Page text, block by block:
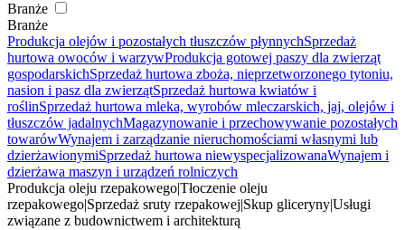
Branże
Branże
Produkcja olejów i pozostałych tłuszczów płynnychSprzedaż
hurtowa owoców i warzywProdukcja gotowej paszy dla zwierząt
gospodarskichSprzedaż hurtowa zboża, nieprzetworzonego tytoniu,
nasion i pasz dla zwierzątSprzedaż hurtowa kwiatów i
roślinSprzedaż hurtowa mleka, wyrobów mleczarskich, jaj, olejów i
tłuszczów jadalnychMagazynowanie i przechowywanie pozostałych
towarówWynajem i zarządzanie nieruchomościami własnymi lub
dzierżawionymiSprzedaż hurtowa niewyspecjalizowanaWynajem i
dzierżawa maszyn i urządzeń rolniczych
Produkcja oleju rzepakowegoTłoczenie oleju
rzepakowego Sprzedaż sruty rzepakowej Skup glicerynyUsługi
związane z budownictwem i architekturą